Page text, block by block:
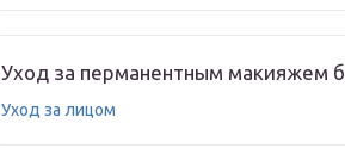
Уход за перманентным макияжем
Уход за лицом